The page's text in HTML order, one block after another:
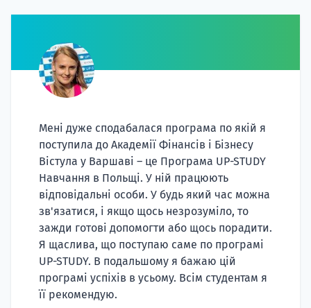
Мені дуже сподабалася програма по якій я
поступила до Академії Фінансів і Бізнесу
Вістула у Варшаві – це Програма UP-STUDY
Навчання в Польщі. У ній працюють
відповідальні особи. У будь який час можна
зв'язатися, і якщо щось незрозуміло, то
зажди готові допомогти або щось порадити.
Я щаслива, що поступаю саме по програмі
UP-STUDY. В подальшому я бажаю цій
програмі успіхів в усьому. Всім студентам я
її рекомендую.